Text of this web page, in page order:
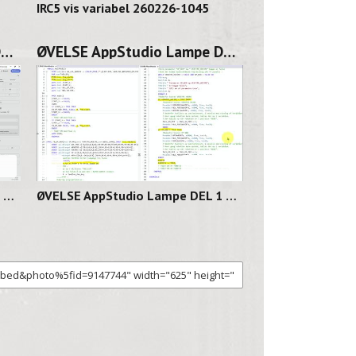
IRC5 vis variabel 260226-1045
ØVELSE AppStudio Lampe DEL 2 260225-1131
ØVELSE AppStudio Lampe DEL 2 260225-1131
ØVELSE AppStudio Lampe DEL 1 260224-1141
ØVELSE AppStudio Lampe DEL 1 260224-1141